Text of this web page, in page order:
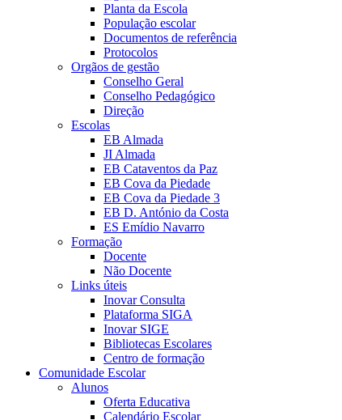
Planta da Escola
População escolar
Documentos de referência
Protocolos
Orgãos de gestão
Conselho Geral
Conselho Pedagógico
Direção
Escolas
EB Almada
JI Almada
EB Cataventos da Paz
EB Cova da Piedade
EB Cova da Piedade 3
EB D. António da Costa
ES Emídio Navarro
Formação
Docente
Não Docente
Links úteis
Inovar Consulta
Plataforma SIGA
Inovar SIGE
Bibliotecas Escolares
Centro de formação
Comunidade Escolar
Alunos
Oferta Educativa
Calendário Escolar